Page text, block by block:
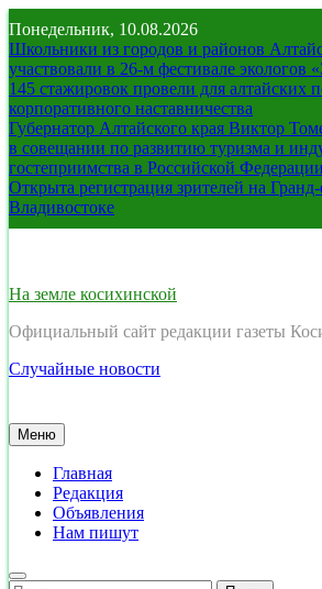
Перейти
к
содержимому
Понедельник, 10.08.2026
Школьники из городов и районов
участвовали в 26-м фестивале экологов
145 стажировок провели для алтайских
корпоративного наставничества
Губернатор Алтайского края Виктор
в совещании по развитию туризма и
гостеприимства в Российской Федерации
Открыта регистрация зрителей на
Владивостоке
На земле косихинской
Официальный сайт редакции газеты
Случайные новости
Меню
Главная
Редакция
Объявления
Нам пишут